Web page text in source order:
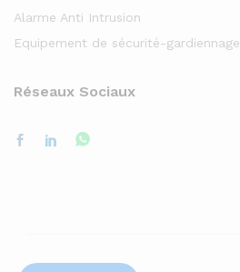
Alarme Anti Intrusion
Equipement de sécurité-gardiennage
Réseaux Sociaux